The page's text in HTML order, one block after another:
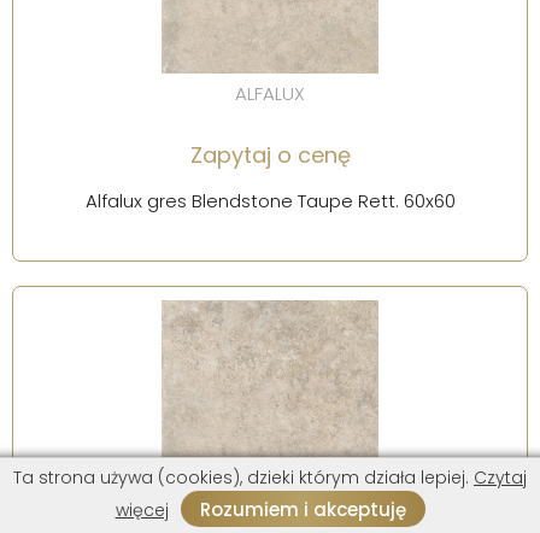
ALFALUX
Zapytaj o cenę
Alfalux gres Blendstone Taupe Rett. 60x60
Ta strona używa (cookies), dzieki którym działa lepiej. Czytaj
więcej
Rozumiem i akceptuję